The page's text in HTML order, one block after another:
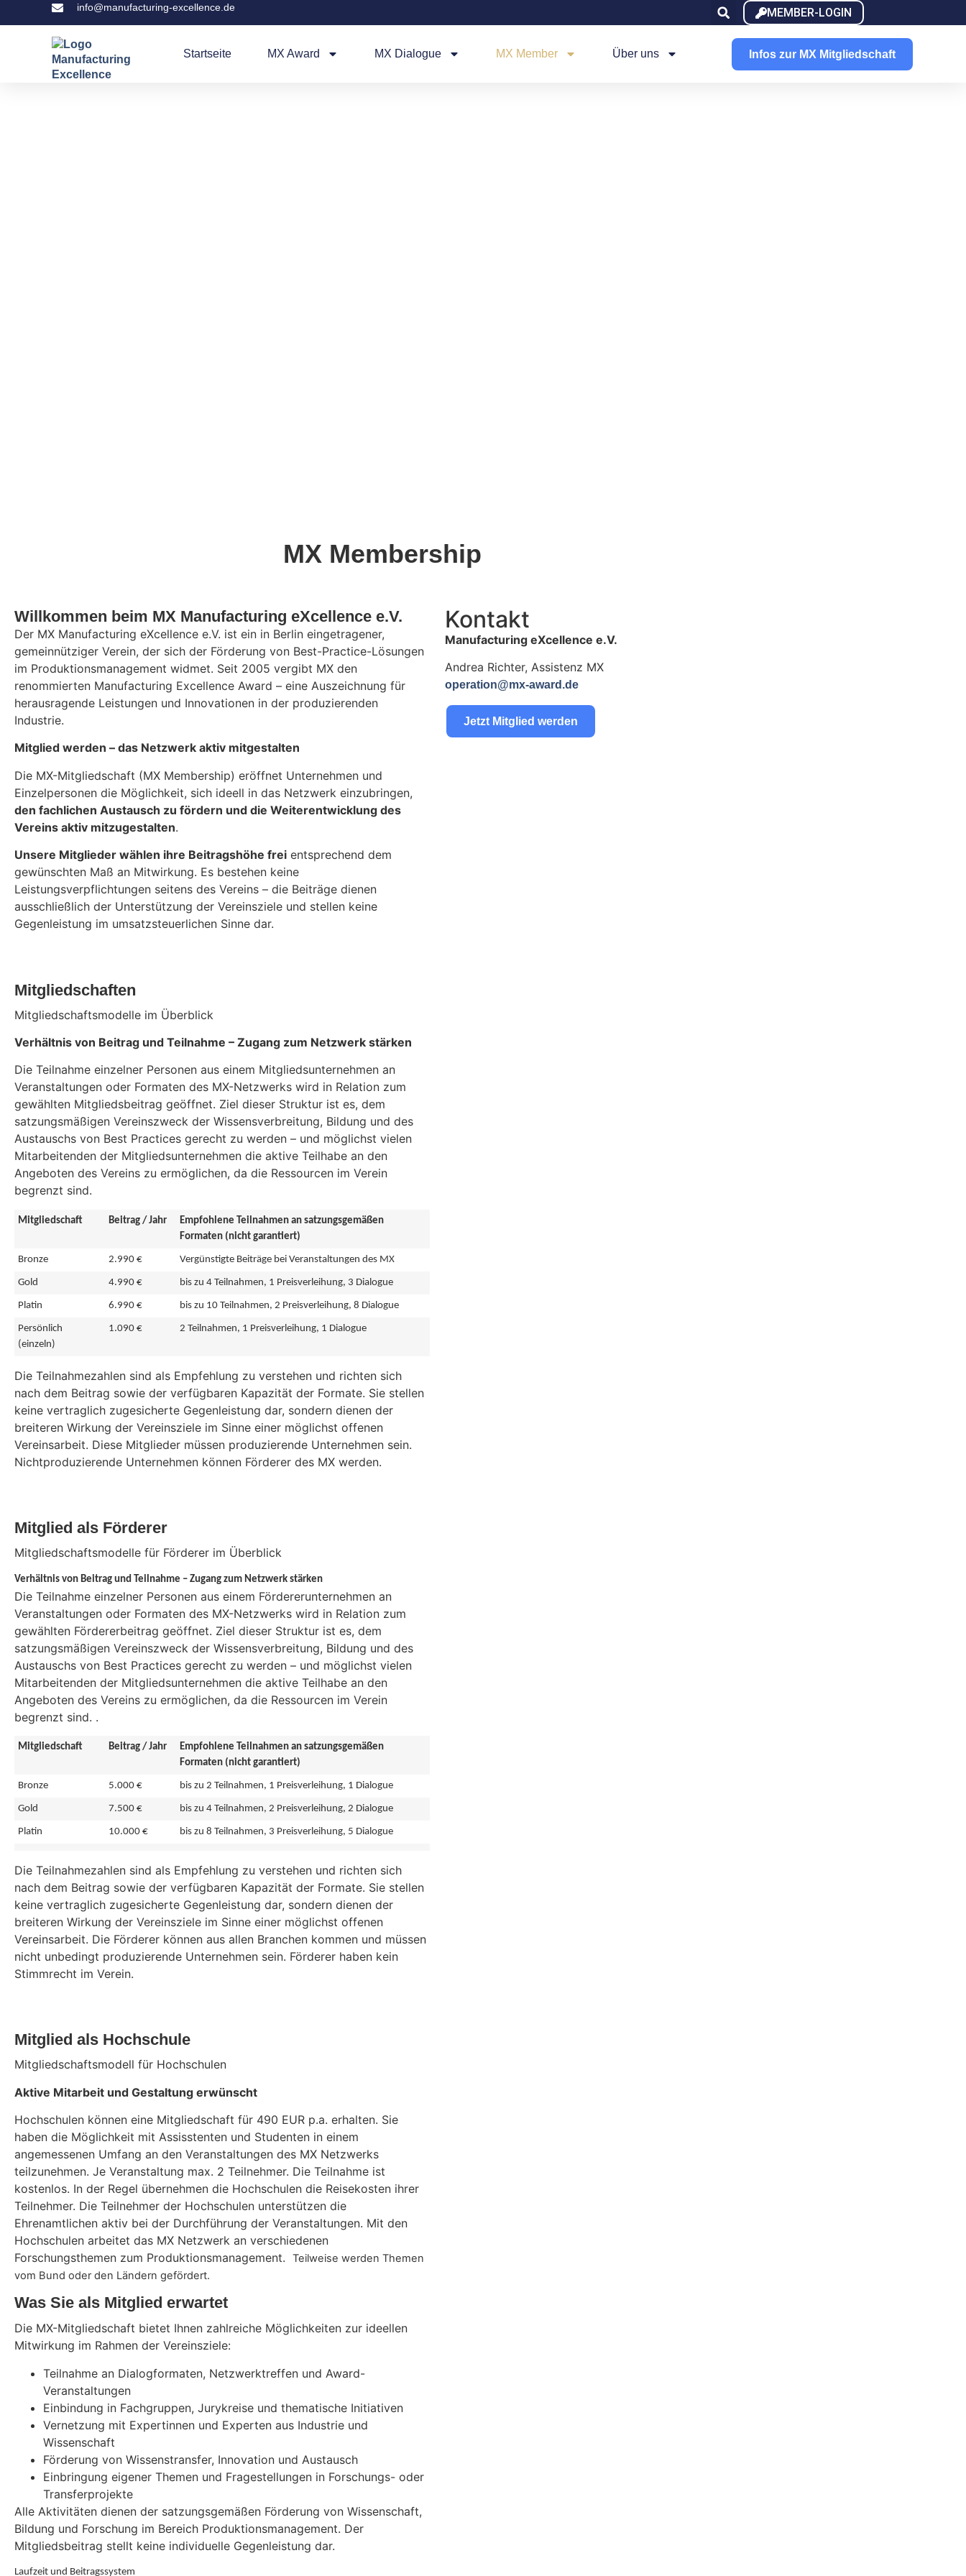
info@manufacturing-excellence.de MEMBER-LOGIN
Startseite MX Award MX Dialogue MX Member Über uns Infos zur MX Mitgliedschaft
MX Membership
Willkommen beim MX Manufacturing eXcellence e.V.​
Der MX Manufacturing eXcellence e.V. ist ein in Berlin eingetragener,
gemeinnütziger Verein, der sich der Förderung von Best-Practice-Lösungen
im Produktionsmanagement widmet. Seit 2005 vergibt MX den
renommierten Manufacturing Excellence Award – eine Auszeichnung für
herausragende Leistungen und Innovationen in der produzierenden
Industrie.
Mitglied werden – das Netzwerk aktiv mitgestalten
Die MX-Mitgliedschaft (MX Membership) eröffnet Unternehmen und
Einzelpersonen die Möglichkeit, sich ideell in das Netzwerk einzubringen,
den fachlichen Austausch zu fördern und die Weiterentwicklung des
Vereins aktiv mitzugestalten.
Unsere Mitglieder wählen ihre Beitragshöhe frei entsprechend dem
gewünschten Maß an Mitwirkung. Es bestehen keine
Leistungsverpflichtungen seitens des Vereins – die Beiträge dienen
ausschließlich der Unterstützung der Vereinsziele und stellen keine
Gegenleistung im umsatzsteuerlichen Sinne dar.
Mitgliedschaften
Mitgliedschaftsmodelle im Überblick
Verhältnis von Beitrag und Teilnahme – Zugang zum Netzwerk stärken
Die Teilnahme einzelner Personen aus einem Mitgliedsunternehmen an
Veranstaltungen oder Formaten des MX-Netzwerks wird in Relation zum
gewählten Mitgliedsbeitrag geöffnet. Ziel dieser Struktur ist es, dem
satzungsmäßigen Vereinszweck der Wissensverbreitung, Bildung und des
Austauschs von Best Practices gerecht zu werden – und möglichst vielen
Mitarbeitenden der Mitgliedsunternehmen die aktive Teilhabe an den
Angeboten des Vereins zu ermöglichen, da die Ressourcen im Verein
begrenzt sind.
Mitgliedschaft Beitrag / Jahr
Empfohlene Teilnahmen an satzungsgemäßen
Formaten (nicht garantiert)
Bronze 2.990 € Vergünstigte Beiträge bei Veranstaltungen des MX
Gold 4.990 € bis zu 4 Teilnahmen, 1 Preisverleihung, 3 Dialogue
Platin 6.990 € bis zu 10 Teilnahmen, 2 Preisverleihung, 8 Dialogue
Persönlich
(einzeln)
1.090 € 2 Teilnahmen, 1 Preisverleihung, 1 Dialogue
Die Teilnahmezahlen sind als Empfehlung zu verstehen und richten sich
nach dem Beitrag sowie der verfügbaren Kapazität der Formate. Sie stellen
keine vertraglich zugesicherte Gegenleistung dar, sondern dienen der
breiteren Wirkung der Vereinsziele im Sinne einer möglichst offenen
Vereinsarbeit. Diese Mitglieder müssen produzierende Unternehmen sein.
Nichtproduzierende Unternehmen können Förderer des MX werden.
Mitglied als Förderer
Mitgliedschaftsmodelle für Förderer im Überblick
Verhältnis von Beitrag und Teilnahme – Zugang zum Netzwerk stärken
Die Teilnahme einzelner Personen aus einem Fördererunternehmen an
Veranstaltungen oder Formaten des MX-Netzwerks wird in Relation zum
gewählten Fördererbeitrag geöffnet. Ziel dieser Struktur ist es, dem
satzungsmäßigen Vereinszweck der Wissensverbreitung, Bildung und des
Austauschs von Best Practices gerecht zu werden – und möglichst vielen
Mitarbeitenden der Mitgliedsunternehmen die aktive Teilhabe an den
Angeboten des Vereins zu ermöglichen, da die Ressourcen im Verein
begrenzt sind. .
Mitgliedschaft Beitrag / Jahr
Empfohlene Teilnahmen an satzungsgemäßen
Formaten (nicht garantiert)
Bronze 5.000 € bis zu 2 Teilnahmen, 1 Preisverleihung, 1 Dialogue
Gold 7.500 € bis zu 4 Teilnahmen, 2 Preisverleihung, 2 Dialogue
Platin 10.000 € bis zu 8 Teilnahmen, 3 Preisverleihung, 5 Dialogue
Die Teilnahmezahlen sind als Empfehlung zu verstehen und richten sich
nach dem Beitrag sowie der verfügbaren Kapazität der Formate. Sie stellen
keine vertraglich zugesicherte Gegenleistung dar, sondern dienen der
breiteren Wirkung der Vereinsziele im Sinne einer möglichst offenen
Vereinsarbeit. Die Förderer können aus allen Branchen kommen und müssen
nicht unbedingt produzierende Unternehmen sein. Förderer haben kein
Stimmrecht im Verein.
Mitglied als Hochschule
Mitgliedschaftsmodell für Hochschulen
Aktive Mitarbeit und Gestaltung erwünscht
Hochschulen können eine Mitgliedschaft für 490 EUR p.a. erhalten. Sie
haben die Möglichkeit mit Assisstenten und Studenten in einem
angemessenen Umfang an den Veranstaltungen des MX Netzwerks
teilzunehmen. Je Veranstaltung max. 2 Teilnehmer. Die Teilnahme ist
kostenlos. In der Regel übernehmen die Hochschulen die Reisekosten ihrer
Teilnehmer. Die Teilnehmer der Hochschulen unterstützen die
Ehrenamtlichen aktiv bei der Durchführung der Veranstaltungen. Mit den
Hochschulen arbeitet das MX Netzwerk an verschiedenen
Forschungsthemen zum Produktionsmanagement. Teilweise werden Themen
vom Bund oder den Ländern gefördert.
Was Sie als Mitglied erwartet
Die MX-Mitgliedschaft bietet Ihnen zahlreiche Möglichkeiten zur ideellen
Mitwirkung im Rahmen der Vereinsziele:
Teilnahme an Dialogformaten, Netzwerktreffen und Award-
Veranstaltungen
Einbindung in Fachgruppen, Jurykreise und thematische Initiativen
Vernetzung mit Expertinnen und Experten aus Industrie und
Wissenschaft
Förderung von Wissenstransfer, Innovation und Austausch
Einbringung eigener Themen und Fragestellungen in Forschungs- oder
Transferprojekte
Alle Aktivitäten dienen der satzungsgemäßen Förderung von Wissenschaft,
Bildung und Forschung im Bereich Produktionsmanagement. Der
Mitgliedsbeitrag stellt keine individuelle Gegenleistung dar.
Laufzeit und Beitragssystem
Kontakt
Manufacturing eXcellence e.V.
Andrea Richter, Assistenz MX
operation@mx-award.de
Jetzt Mitglied werden